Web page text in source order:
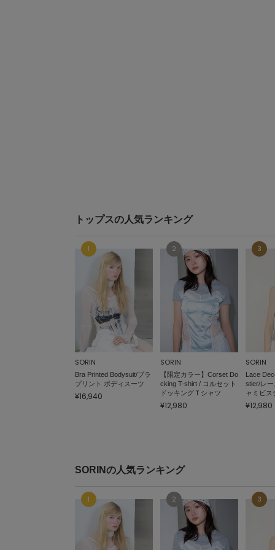
トップスの人気ランキング
SORIN
Bra Printed Bodysuit/ブラ
プリント ボディスーツ
¥16,940
SORIN
【限定カラー】Corset Do
cking T-shirt / コルセット
ドッキングＴシャツ
¥12,980
SORIN
Lace
stier/レ
ャミビス
¥12,980
SORINの人気ランキング